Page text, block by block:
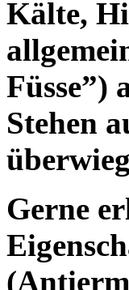
Kälte,
Füsse”)
Stehen
Gerne